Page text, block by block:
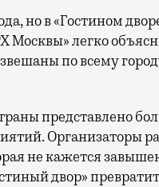
Москвы» легко
по всему
представлено
Организаторы
не кажется
двор»